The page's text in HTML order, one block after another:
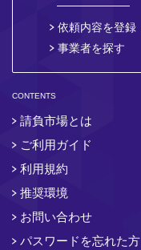
依頼内容を登録
事業者を探す
CONTENTS
請負市場とは
ご利用ガイド
利用規約
推奨環境
お問い合わせ
パスワードを忘れた方